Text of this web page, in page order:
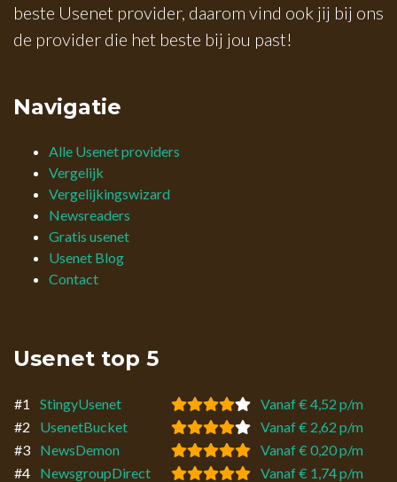
beste Usenet provider, daarom vind ook jij bij ons
de provider die het beste bij jou past!
Navigatie
Alle Usenet providers
Vergelijk
Vergelijkingswizard
Newsreaders
Gratis usenet
Usenet Blog
Contact
Usenet top 5
#1 StingyUsenet
Vanaf € 4,52 p/m
#2
UsenetBucket
Vanaf € 2,62 p/m
#3
NewsDemon
Vanaf € 0,20 p/m
#4
NewsgroupDirect
Vanaf € 1,74 p/m